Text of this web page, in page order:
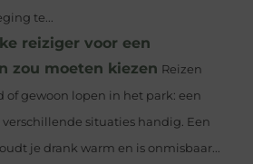
te...
reiziger voor een
zou moeten kiezen Reizen
of gewoon lopen in het park: een
situaties handig. Een
je drank warm en is onmisbaar...